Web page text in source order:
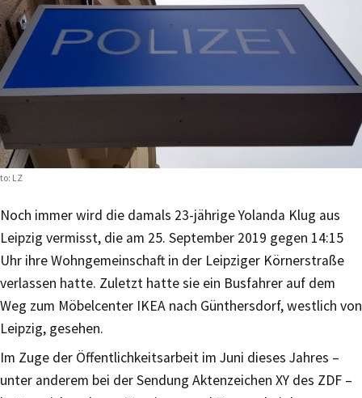
LZ
Noch immer wird die damals 23-jährige Yolanda Klug aus
Leipzig vermisst, die am 25. September 2019 gegen 14:15
Uhr ihre Wohngemeinschaft in der Leipziger Körnerstraße
verlassen hatte. Zuletzt hatte sie ein Busfahrer auf dem
Weg zum Möbelcenter IKEA nach Günthersdorf, westlich von
Leipzig, gesehen.
Im Zuge der Öffentlichkeitsarbeit im Juni dieses Jahres –
unter anderem bei der Sendung Aktenzeichen XY des ZDF –